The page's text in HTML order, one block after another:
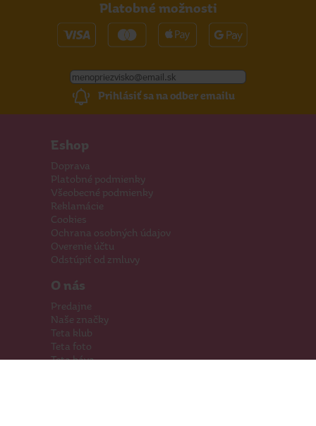
Platobné možnosti
Prihlásiť sa na odber emailu
Eshop
Doprava
Platobné podmienky
Všeobecné podmienky
Reklamácie
Cookies
Ochrana osobných údajov
Overenie účtu
Odstúpiť od zmluvy
O nás
Predajne
Naše značky
Teta klub
Teta foto
Teta káva